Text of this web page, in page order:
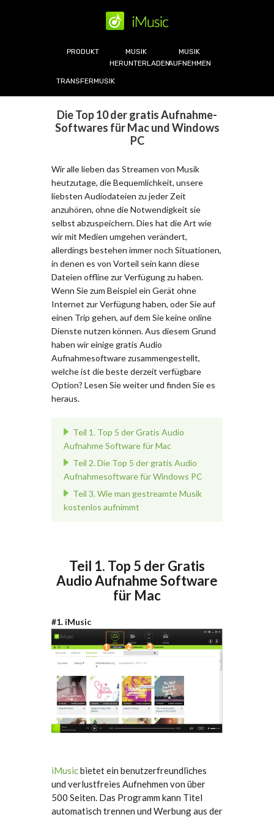
PRODUKT
MUSIK
HERUNTERLADEN
MUSIK
AUFNEHMEN
TRANSFERMUSIK
Die Top 10 der gratis Aufnahme-
Softwares für Mac und Windows
PC
Wir alle lieben das Streamen von Musik
heutzutage, die Bequemlichkeit, unsere
liebsten Audiodateien zu jeder Zeit
anzuhören, ohne die Notwendigkeit sie
selbst abzuspeichern. Dies hat die Art wie
wir mit Medien umgehen verändert,
allerdings bestehen immer noch Situationen,
in denen es von Vorteil sein kann diese
Dateien offline zur Verfügung zu haben.
Wenn Sie zum Beispiel ein Gerät ohne
Internet zur Verfügung haben, oder Sie auf
einen Trip gehen, auf dem Sie keine online
Dienste nutzen können. Aus diesem Grund
haben wir einige gratis Audio
Aufnahmesoftware zusammengestellt,
welche ist die beste derzeit verfügbare
Option? Lesen Sie weiter und finden Sie es
heraus.
Teil 1. Top 5 der Gratis Audio
Aufnahme Software für Mac
Teil 2. Die Top 5 der gratis Audio
Aufnahmesoftware für Windows PC
Teil 3. Wie man gestreamte Musik
kostenlos aufnimmt
Teil 1. Top 5 der Gratis
Audio Aufnahme Software
für Mac
#1. iMusic
iMusicbietet ein benutzerfreundliches
und verlustfreies Aufnehmen von über
500 Seiten. Das Programm kann Titel
automatisch trennen und Werbung aus der